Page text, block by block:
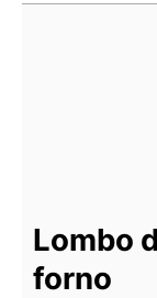
Lombo
forno